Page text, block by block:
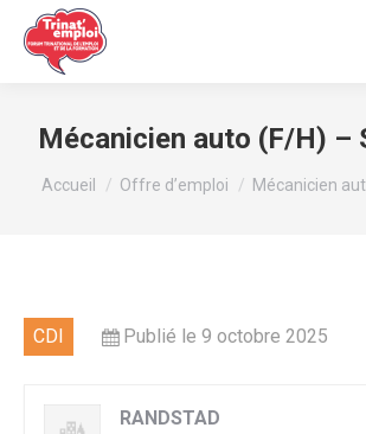
Mécanicien auto (F/H) –
Vous êtes ici :
Accueil Offre d’emploi Mécanicien
CDI Publié le 9 octobre 2025
RANDSTAD